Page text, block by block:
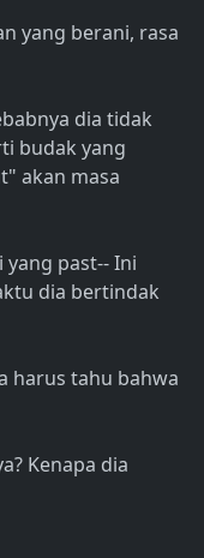
yang berani, rasa
dia tidak
budak yang
akan masa
past-- Ini
dia bertindak
harus tahu bahwa
Kenapa dia